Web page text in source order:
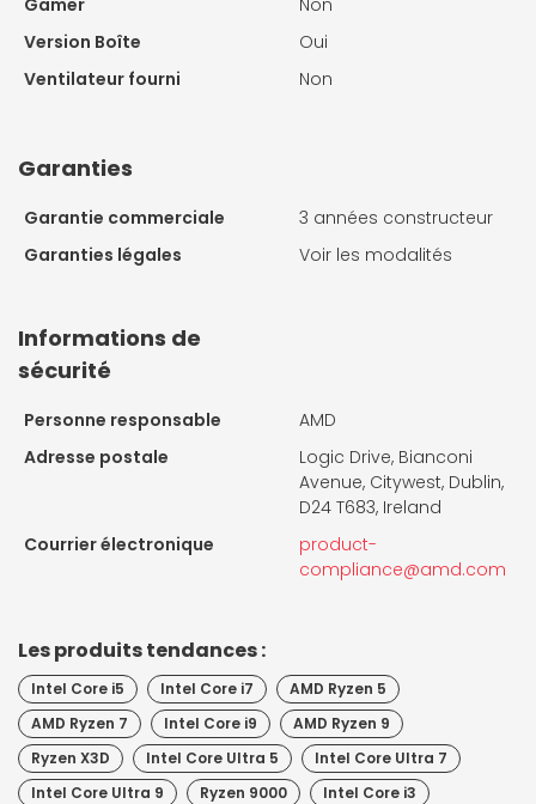
Version Boîte
Oui
Ventilateur fourni
Non
Garanties
Garantie commerciale
3 années constructeur
Garanties légales
Voir les modalités
Informations de
sécurité
Personne responsable
AMD
Adresse postale
Logic Drive, Bianconi
Avenue, Citywest, Dublin,
D24 T683, Ireland
Courrier électronique
product-
compliance@amd.com
Les produits tendances :
Intel Core i5 Intel Core i7
AMD Ryzen 5
AMD Ryzen 7
Intel Core i9
AMD Ryzen 9
Ryzen X3D
Intel Core Ultra 5
Intel Core Ultra 7
Intel Core Ultra 9
Ryzen 9000
Intel Core i3